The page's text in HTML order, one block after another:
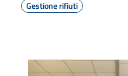
Gestione rifiuti